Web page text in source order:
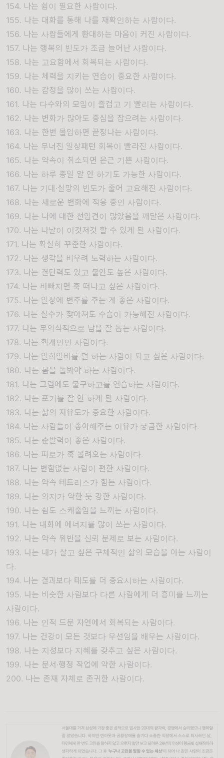
154. 나는 쉼이 필요한 사람이다.
155. 나는 대화를 통해 나를 재확인하는 사람이다.
156. 나는 사람들에게 환대하는 마음이 커진 사람이다.
157. 나는 행복의 빈도가 조금 늘어난 사람이다.
158. 나는 고요함에서 회복되는 사람이다.
159. 나는 체력을 지키는 연습이 중요한 사람이다.
160. 나는 감정을 많이 쓰는 사람이다.
161. 나는 다수와의 모임이 즐겁고 기 빨리는 사람이다.
162. 나는 변화가 많아도 중심을 잡으려는 사람이다.
163. 나는 한번 몰입하면 끝장나는 사람이다.
164. 나는 무너진 일상패턴 회복이 빨라진 사람이다.
165. 나는 약속이 취소되면 은근 기쁜 사람이다.
166. 나는 하루 종일 말 안 하기도 가능한 사람이다.
167. 나는 기대·실망의 빈도가 줄어 고요해진 사람이다.
168. 나는 새로운 변화에 적응 중인 사람이다.
169. 나는 나에 대한 선입견이 많았음을 깨달은 사람이다.
170. 나는 나날이 이것저것 할 수 있게 된 사람이다.
171. 나는 확실히 꾸준한 사람이다.
172. 나는 생각을 비우려 노력하는 사람이다.
173. 나는 결단력도 있고 불안도 높은 사람이다.
174. 나는 바빠지면 훅 떠나고 싶은 사람이다.
175. 나는 일상에 변주를 주는 게 좋은 사람이다.
176. 나는 실수가 잦아져도 수습이 가능해진 사람이다.
177. 나는 무의식적으로 남을 잘 돕는 사람이다.
178. 나는 핵개인인 사람이다.
179. 나는 일희일비를 덜 하는 사람이 되고 싶은 사람이다.
180. 나는 몸을 돌봐야 하는 사람이다.
181. 나는 그럼에도 불구하고를 연습하는 사람이다.
182. 나는 포기를 잘 안 하게 된 사람이다.
183. 나는 삶의 자유도가 중요한 사람이다.
184. 나는 사람들이 좋아해주는 이유가 궁금한 사람이다.
185. 나는 순발력이 좋은 사람이다.
186. 나는 피로가 훅 몰려오는 사람이다.
187. 나는 변함없는 사람이 편한 사람이다.
188. 나는 약속 테트리스가 힘든 사람이다.
189. 나는 의지가 약한 듯 강한 사람이다.
190. 나는 쉼도 스케줄임을 느끼는 사람이다.
191. 나는 대화에 에너지를 많이 쓰는 사람이다.
192. 나는 약속 위반을 신뢰 문제로 보는 사람이다.
193. 나는 내가 살고 싶은 구체적인 삶의 모습을 아는 사람이
다.
194. 나는 결과보다 태도를 더 중요시하는 사람이다.
195. 나는 비슷한 사람보다 다른 사람에게 더 흥미를 느끼는
사람이다.
196. 나는 인적 드문 자연에서 회복되는 사람이다.
197. 나는 건강이 모든 것보다 우선임을 배우는 사람이다.
198. 나는 지성보다 지혜를 갖추고 싶은 사람이다.
199. 나는 문서·행정 작업에 약한 사람이다.
200. 나는 존재 자체로 존귀한 사람이다.